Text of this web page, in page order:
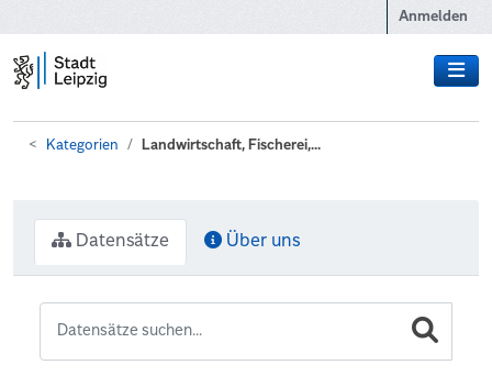
Anmelden
Kategorien Landwirtschaft, Fischerei,...
Datensätze Über uns